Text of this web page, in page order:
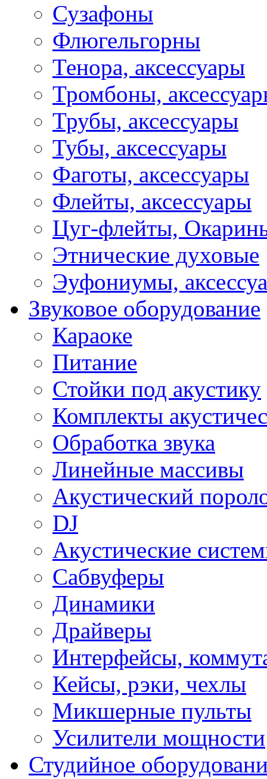
Сузафоны
Флюгельгорны
Тенора, аксессуары
Тромбоны,
Трубы, аксессуары
Тубы, аксессуары
Фаготы, аксессуары
Флейты, аксессуары
Цуг-флейты,
Этнические духовые
Эуфониумы,
Звуковое оборудование
Караоке
Питание
Стойки под акустику
Комплекты
Обработка звука
Линейные массивы
Акустический
DJ
Акустические
Сабвуферы
Динамики
Драйверы
Интерфейсы,
Кейсы, рэки, чехлы
Микшерные пульты
Усилители мощности
Студийное